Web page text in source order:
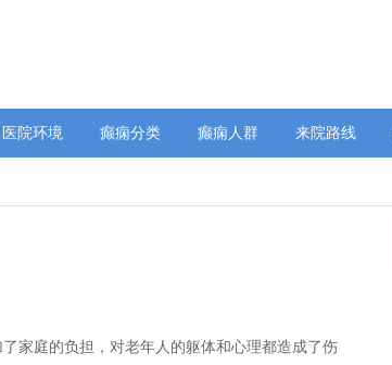
医院环境 癫痫分类 癫痫人群 来院路线
家庭的负担，对老年人的躯体和心理都造成了伤